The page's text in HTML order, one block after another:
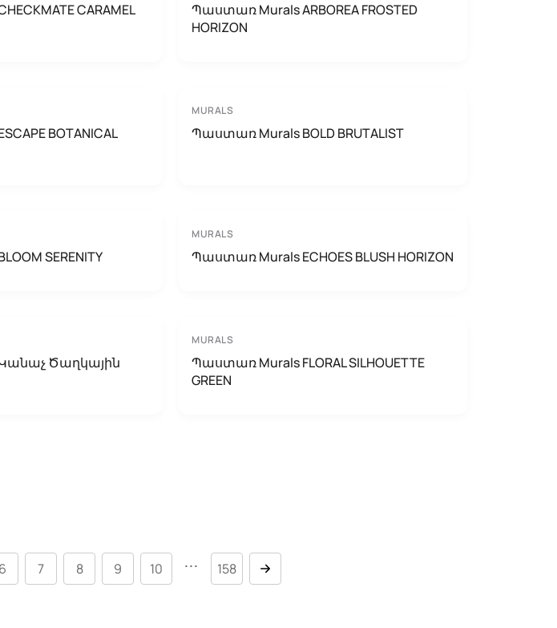
CARAMEL
Պաստառ Murals ARBOREA FROSTED
HORIZON
BOTANICAL
MURALS
Պաստառ Murals BOLD BRUTALIST
SERENITY
MURALS
Պաստառ Murals ECHOES BLUSH HORIZON
Ծաղկային
MURALS
Պաստառ Murals FLORAL SILHOUETTE
GREEN
6 7 8 9 10 ... 158